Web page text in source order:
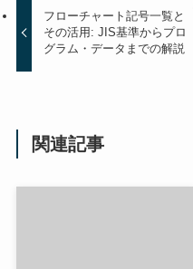
フローチャート記号一覧と
その活用: JIS基準からプロ
グラム・データまでの解説
関連記事